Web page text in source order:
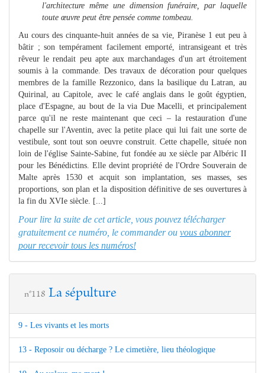
l'architecture même une dimension funéraire, par laquelle
toute œuvre peut être pensée comme tombeau.
Au cours des cinquante-huit années de sa vie, Piranèse 1 eut peu à
bâtir ; son tempérament facilement emporté, intransigeant et très
rêveur le rendait peu apte aux marchandages d'un art étroitement
soumis à la commande. Des travaux de décoration pour quelques
membres de la famille Rezzonico, dans la basilique du Latran, au
Quirinal, au Capitole, avec le café anglais dans le goût égyptien,
place d'Espagne, au bout de la via Due Macelli, et principalement
parce qu'il ne reste maintenant que ceci – la restauration d'une
chapelle sur l'Aventin, avec la petite place qui lui fait une sorte de
vestibule, sont tout son oeuvre construit. Cette chapelle, située non
loin de l'église Sainte-Sabine, fut fondée au xe siècle par Albéric II
pour les Bénédictins. Elle devint propriété de l'Ordre Souverain de
Malte après 1530 et acquit son implantation, ses masses, ses
proportions, son plan et la disposition définitive de ses ouvertures à
la fin du XVIe siècle. [...]
Pour lire la suite de cet article, vous pouvez télécharger
gratuitement ce numéro, le commander ou vous abonner
pour recevoir tous les numéros!
n°118 La sépulture
9 - Les vivants et les morts
13 - Reposoir ou décharge ? Le cimetière, lieu théologique